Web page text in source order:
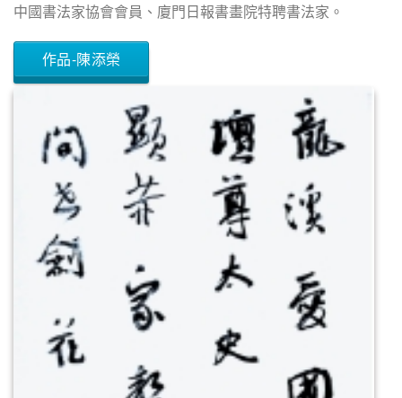
中國書法家協會會員、廈門日報書畫院特聘書法家。
作品-陳添榮